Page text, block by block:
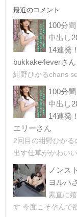
最近のコメント
100分
中出し
14連発
bukkake4everさん
紺野ひかるchans
100分
中出し
14連発
エリーさん
2回目の紺野ひか
出す仕草がかわい
ノンス
ヨルハ
素直に
す 今度こそ孕んで